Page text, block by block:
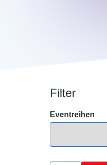
Filter
Eventreihen